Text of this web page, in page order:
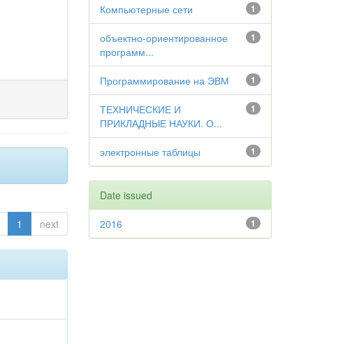
1 next
1
Компьютерные сети
1
объектно-ориентированное
программ...
1
Программирование на ЭВМ
1
ТЕХНИЧЕСКИЕ И
ПРИКЛАДНЫЕ НАУКИ. О...
1
электронные таблицы
Date issued
1
2016